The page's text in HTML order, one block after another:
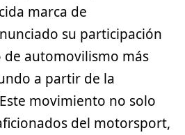
marca de
su participación
de automovilismo más
a partir de la
movimiento no solo
del motorsport,